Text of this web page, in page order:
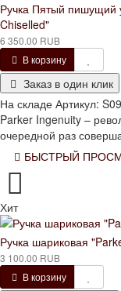
Ручка Пятый пишущий
Chiselled"
6 350.00 RUB
В корзину
Заказ в один клик
На складе Артикул:
Parker Ingenuity –
очередной раз
БЫСТРЫЙ
Хит
Ручка шариковая
3 100.00 RUB
В корзину